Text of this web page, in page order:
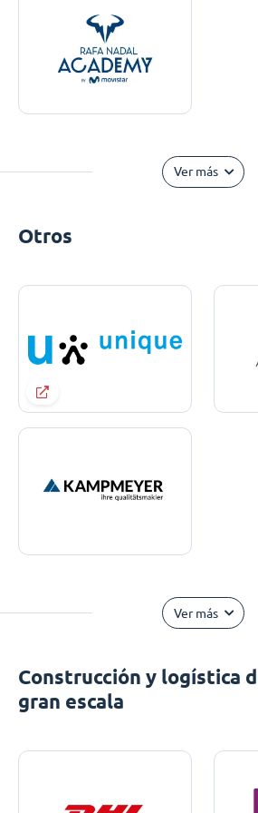
Ver más
Otros
Ver más
Construcción y logística
gran escala